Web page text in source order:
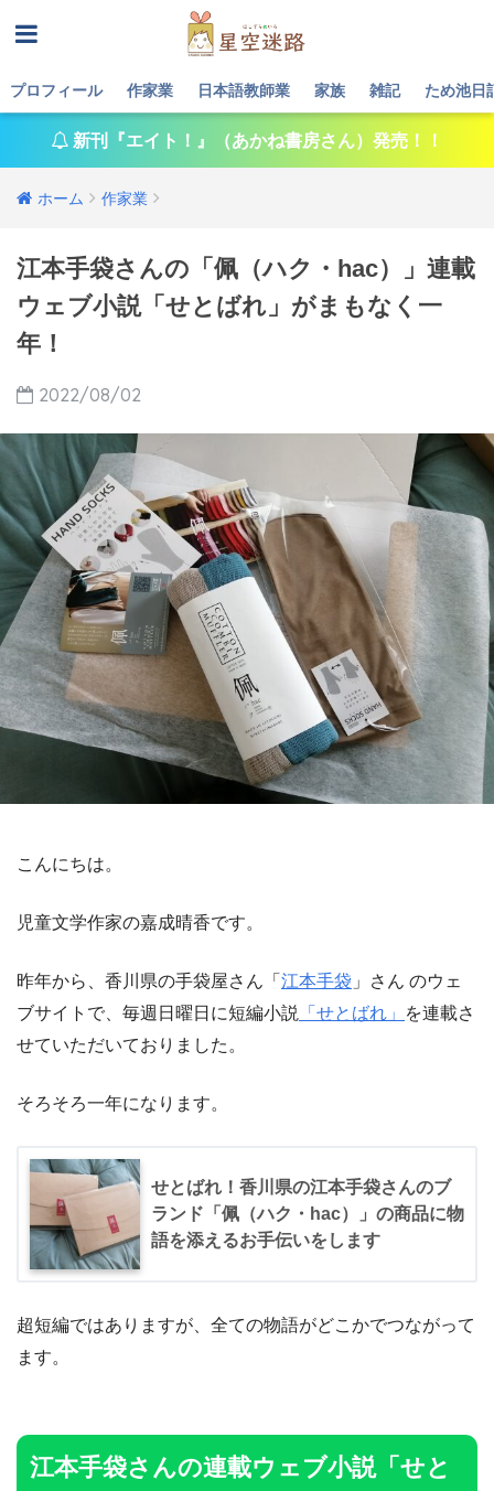
プロフィール 作家業 日本語教師業 家族 雑記 ため池日
新刊『エイト！』（あかね書房さん）発売！！
ホーム 作家業
江本手袋さんの「佩（ハク・hac）」連載
ウェブ小説「せとばれ」がまもなく一
年！
2022/08/02
こんにちは。
児童文学作家の嘉成晴香です。
昨年から、香川県の手袋屋さん「 江本手袋 」さん のウェ
ブサイトで、毎週日曜日に短編小説
「せとばれ」
を連載さ
せていただいておりました。
そろそろ一年になります。
せとばれ！香川県の江本手袋さんのブ
ランド「佩（ハク・hac）」の商品に物
語を添えるお手伝いをします
超短編ではありますが、全ての物語がどこかでつながって
ます。
江本手袋さんの連載ウェブ小説「せと